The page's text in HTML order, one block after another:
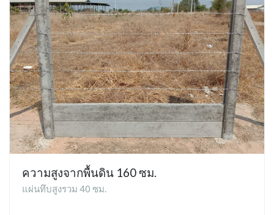
ความสูงจากพื้นดิน 160 ซม.
แผ่นทึบสูงรวม 40 ซม.